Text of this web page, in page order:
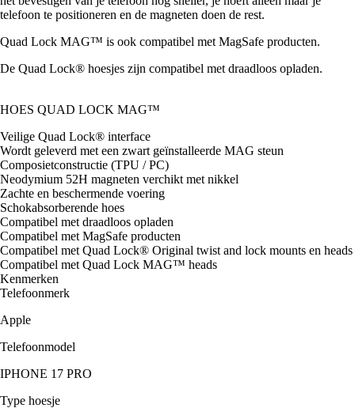
telefoon te positioneren en de magneten doen de rest.
Quad Lock MAG™ is ook compatibel met MagSafe producten.
De Quad Lock® hoesjes zijn compatibel met draadloos opladen.
HOES QUAD LOCK MAG™
Veilige Quad Lock® interface
Wordt geleverd met een zwart geïnstalleerde MAG steun
Composietconstructie (TPU / PC)
Neodymium 52H magneten verchikt met nikkel
Zachte en beschermende voering
Schokabsorberende hoes
Compatibel met draadloos opladen
Compatibel met MagSafe producten
Compatibel met Quad Lock® Original twist and lock mounts en heads
Compatibel met Quad Lock MAG™ heads
Kenmerken
Telefoonmerk
Apple
Telefoonmodel
IPHONE 17 PRO
Type hoesje